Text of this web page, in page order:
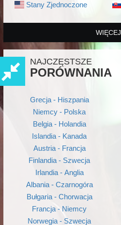
Stany Zjednoczone
WIĘCEJ
NAJCZĘSTSZE
PORÓWNANIA
Grecja - Hiszpania
Niemcy - Polska
Belgia - Holandia
Islandia - Kanada
Austria - Francja
Finlandia - Szwecja
Irlandia - Anglia
Albania - Czarnogóra
Bułgaria - Chorwacja
Francja - Niemcy
Norwegia - Szwecja